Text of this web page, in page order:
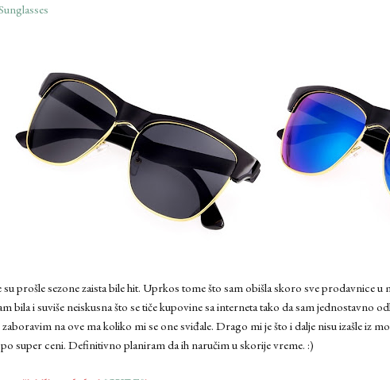
su prošle sezone zaista bile hit. Uprkos tome što sam obišla skoro sve prodavnice
bila i suviše neiskusna što se tiče kupovine sa interneta tako da sam jednostavno
na ove ma koliko mi se one sviđale. Drago mi je što i dalje nisu izašle iz
super ceni. Definitivno planiram da ih naručim u skorije vreme. :)